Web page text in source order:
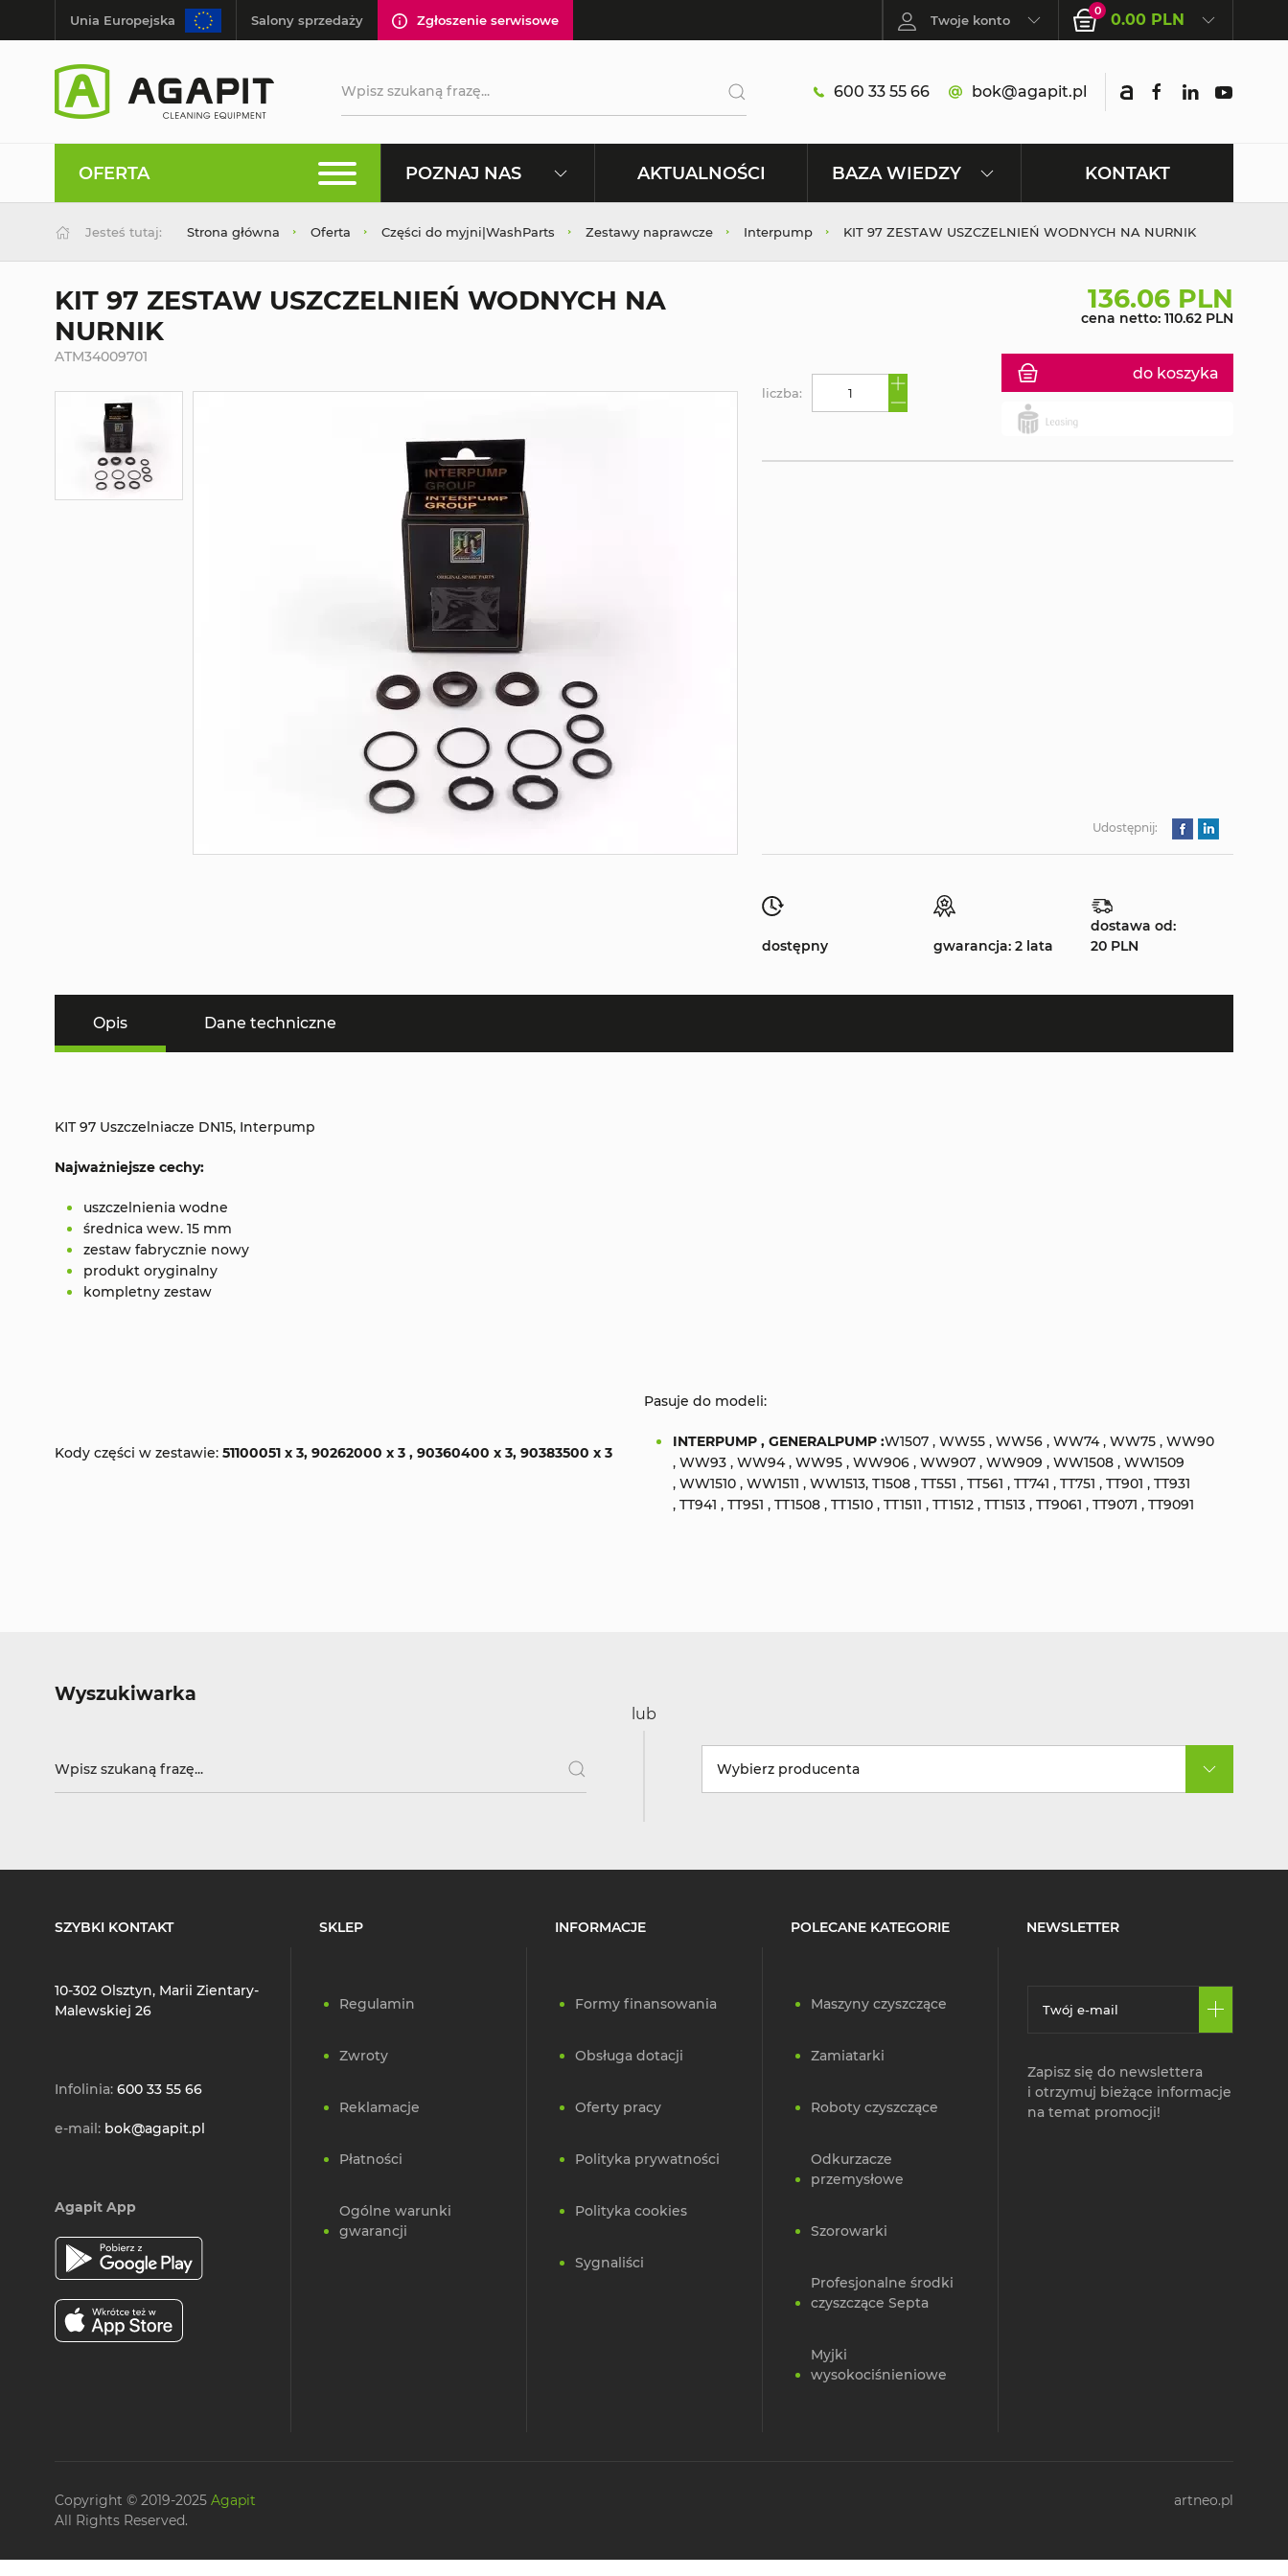
Unia Europejska Salony sprzedaży Zgłoszenie serwisowe Twoje konto
0 0.00 PLN
600 33 55 66 bok@agapit.pl
OFERTA POZNAJ NAS AKTUALNOŚCI BAZA WIEDZY KONTAKT
Jesteś tutaj: Strona główna Oferta Części do myjni|WashParts Zestawy naprawcze Interpump KIT 97 ZESTAW USZCZELNIEŃ WODNYCH NA NURNIK
KIT 97 ZESTAW USZCZELNIEŃ WODNYCH NA
NURNIK
ATM34009701
136.06 PLN
cena netto: 110.62 PLN
do koszyka
liczba:
Udostępnij:
dostępny gwarancja: 2 lata
dostawa od:
20 PLN
Opis Dane techniczne
KIT 97 Uszczelniacze DN15, Interpump
Najważniejsze cechy:
uszczelnienia wodne
średnica wew. 15 mm
zestaw fabrycznie nowy
produkt oryginalny
kompletny zestaw
Kody części w zestawie: 51100051 x 3, 90262000 x 3 , 90360400 x 3, 90383500 x 3
Pasuje do modeli:
INTERPUMP , GENERALPUMP :W1507 , WW55 , WW56 , WW74 , WW75 , WW90
, WW93 , WW94 , WW95 , WW906 , WW907 , WW909 , WW1508 , WW1509
, WW1510 , WW1511 , WW1513, T1508 , TT551 , TT561 , TT741 , TT751 , TT901 , TT931
, TT941 , TT951 , TT1508 , TT1510 , TT1511 , TT1512 , TT1513 , TT9061 , TT9071 , TT9091
Wyszukiwarka
lub
Wybierz producenta
SZYBKI KONTAKT
10-302 Olsztyn, Marii Zientary-
Malewskiej 26
Infolinia: 600 33 55 66
e-mail: bok@agapit.pl
Agapit App
SKLEP
Regulamin
Zwroty
Reklamacje
Płatności
Ogólne warunki
gwarancji
INFORMACJE
Formy finansowania
Obsługa dotacji
Oferty pracy
Polityka prywatności
Polityka cookies
Sygnaliści
POLECANE KATEGORIE
Maszyny czyszczące
Zamiatarki
Roboty czyszczące
Odkurzacze
przemysłowe
Szorowarki
Profesjonalne środki
czyszczące Septa
Myjki
wysokociśnieniowe
NEWSLETTER
Zapisz się do newslettera
i otrzymuj bieżące informacje
na temat promocji!
Copyright © 2019-2025 Agapit
All Rights Reserved.
artneo.pl